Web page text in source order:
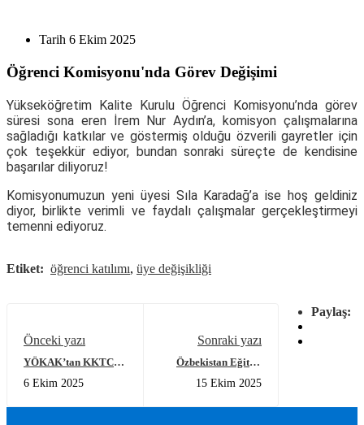
Tarih 6 Ekim 2025
Öğrenci Komisyonu'nda Görev Değişimi
Yükseköğretim Kalite Kurulu Öğrenci Komisyonu’nda görev
süresi sona eren İrem Nur Aydın’a, komisyon çalışmalarına
sağladığı katkılar ve göstermiş olduğu özverili gayretler için
çok teşekkür ediyor, bundan sonraki süreçte de kendisine
başarılar diliyoruz!
Komisyonumuzun yeni üyesi Sıla Karadağ’a ise hoş geldiniz
diyor, birlikte verimli ve faydalı çalışmalar gerçekleştirmeyi
temenni ediyoruz.
Etiket: öğrenci katılımı, üye değişikliği
Paylaş:
Önceki yazı
YÖKAK’tan KKTC
Kurumlarına Yönelik
6 Ekim 2025
Sonraki yazı
Özbekistan Eğitim
Ziyaret
15 Ekim 2025